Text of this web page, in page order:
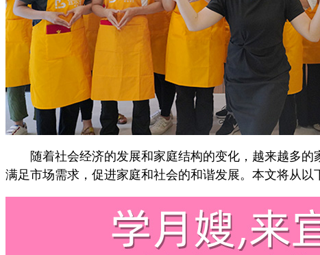
随着社会经济的发展和家庭结构的变化，越来越多的
满足市场需求，促进家庭和社会的和谐发展。本文将从以